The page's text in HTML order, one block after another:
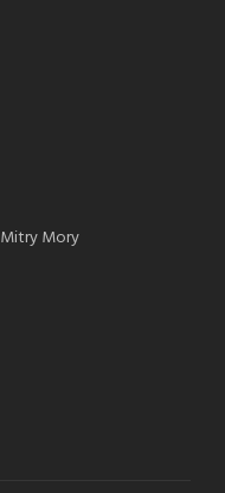
Mitry Mory